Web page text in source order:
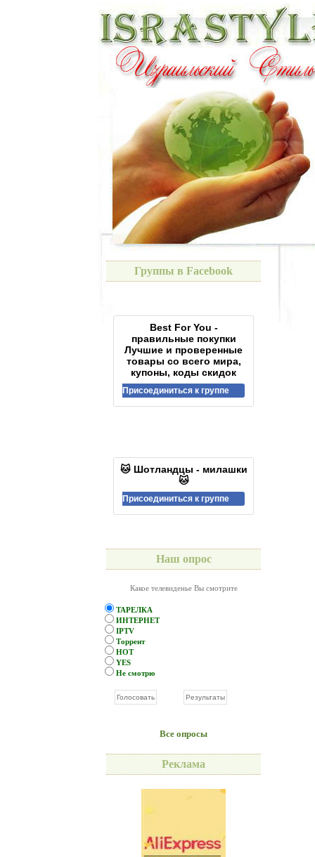
Группы в Facebook
Best For You -
правильные покупки
Лучшие и проверенные
товары со всего мира,
купоны, коды скидок
Присоединиться к группе
🐱 Шотландцы - милашки
🐱
Присоединиться к группе
Наш опрос
Какое телевиденье Вы смотрите
ТАРЕЛКА
ИНТЕРНЕТ
IPTV
Торрент
HOT
YES
Не смотрю
Все опросы
Реклама